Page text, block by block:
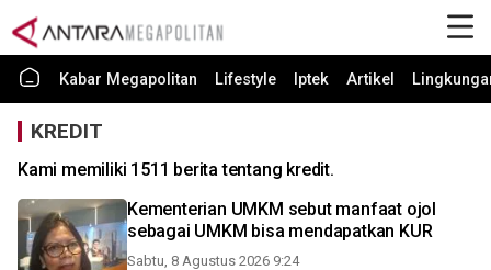
Kabar Megapolitan Lifestyle Iptek Artikel
KREDIT
Kami memiliki 1511 berita tentang kredit.
Kementerian UMKM sebut manfaat ojol
sebagai UMKM bisa mendapatkan KUR
Sabtu, 8 Agustus 2026 9:24